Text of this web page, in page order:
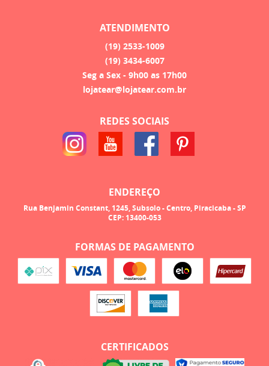
ATENDIMENTO
(19) 2533-1009
(19) 3434-6007
Seg a Sex - 9h00 as 17h00
lojatear@lojatear.com.br
REDES SOCIAIS
ENDEREÇO
Rua Benjamin Constant, 1245, Subsolo-Centro, Piracicaba-SP
CEP: 13400-053
FORMAS DE PAGAMENTO
CERTIFICADOS